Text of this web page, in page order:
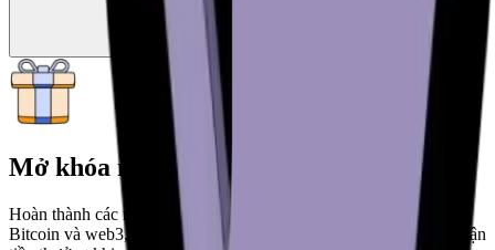
Mở khóa những phần thưởng lớn
Hoàn thành các nhiệm vụ để tìm hiểu sâu hơn về hệ sinh thái
Bitcoin và web3, đồng thời mở khóa thêm nhiều phần thưởng. Nhận